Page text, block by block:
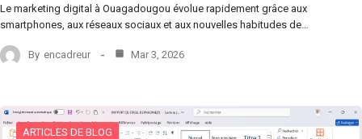
Le marketing digital à Ouagadougou évolue rapidement grâce aux
smartphones, aux réseaux sociaux et aux nouvelles habitudes de…
By encadreur Mar 3, 2026
ARTICLES DE BLOG